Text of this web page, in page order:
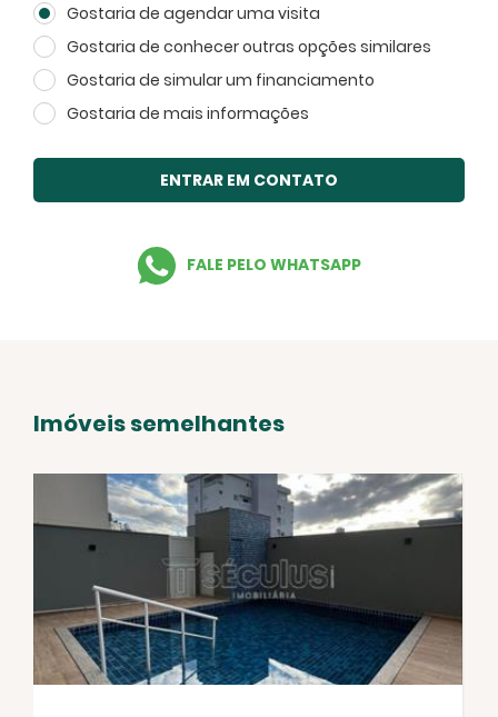
Gostaria de agendar uma visita
Gostaria de conhecer outras opções similares
Gostaria de simular um financiamento
Gostaria de mais informações
ENTRAR EM CONTATO
FALE PELO WHATSAPP
Voltar
Imóveis semelhantes